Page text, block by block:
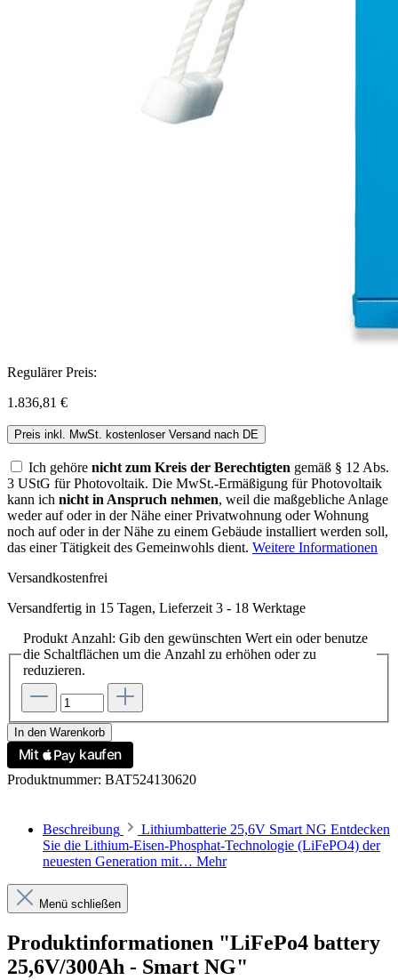
Regulärer Preis:
1.836,81 €
Preis inkl. MwSt. kostenloser Versand nach DE
Ich gehöre nicht zum Kreis der Berechtigten gemäß § 12 Abs.
3 UStG für Photovoltaik. Die MwSt.-Ermäßigung für Photovoltaik
kann ich nicht in Anspruch nehmen, weil die maßgebliche Anlage
weder auf oder in der Nähe einer Privatwohnung oder Wohnung
noch auf oder in der Nähe zu einem Gebäude installiert werden soll,
das einer Tätigkeit des Gemeinwohls dient. Weitere Informationen
Versandkostenfrei
Versandfertig in 15 Tagen, Lieferzeit 3 - 18 Werktage
Produkt Anzahl: Gib den gewünschten Wert ein oder benutze
die Schaltflächen um die Anzahl zu erhöhen oder zu
reduzieren.
In den Warenkorb
Produktnummer: BAT524130620
Beschreibung
Lithiumbatterie 25,6V Smart NG Entdecken
Sie die Lithium-Eisen-Phosphat-Technologie (LiFePO4) der
neuesten Generation mit… Mehr
Menü schließen
Produktinformationen "LiFePo4 battery
25,6V/300Ah - Smart NG"